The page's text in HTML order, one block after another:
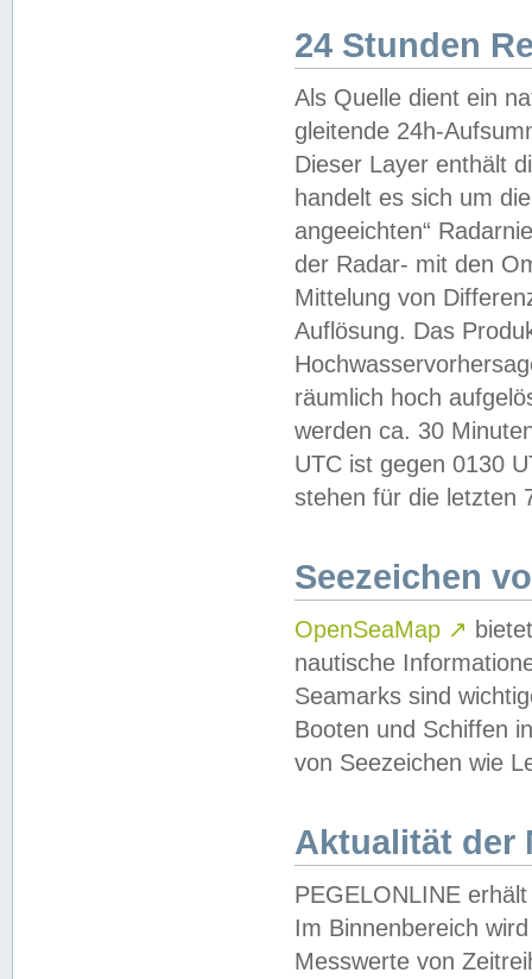
24 Stunden
Als Quelle dient ein
gleitende 24h-
Dieser Layer enthält
handelt es sich um
angeeichten“
der Radar- mit den
Mittelung von
Auflösung. Das
räumlich hoch
werden ca. 30
UTC ist gegen 0130
stehen für die letzten
Seezeichen
OpenSeaMap ↗
nautische
Seamarks sind
Booten und Schiffen
von Seezeichen wie
Aktualität der
PEGELONLINE
Im Binnenbereich
Messwerte von